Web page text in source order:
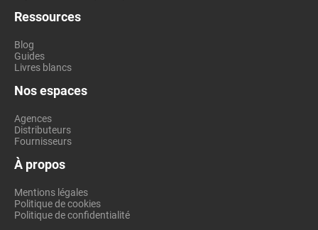
Ressources
Blog
Guides
Livres blancs
Nos espaces
Agences
Distributeurs
Fournisseurs
À propos
Mentions légales
Politique de cookies
Politique de confidentialité